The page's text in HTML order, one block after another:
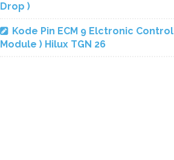
Drop )
Kode Pin ECM 9 Elctronic Control
Module ) Hilux TGN 26